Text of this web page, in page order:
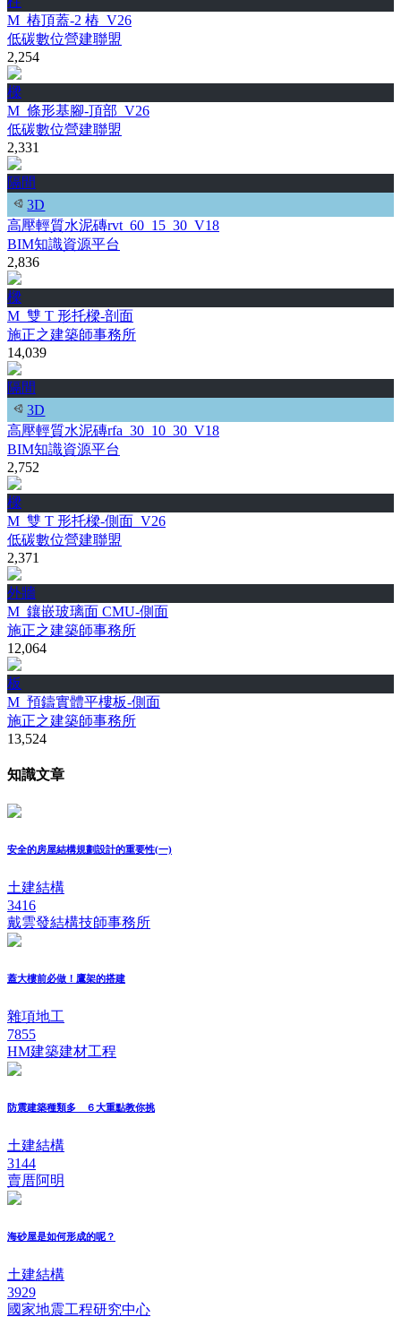
M_樁頂蓋-2 樁_V26
低碳數位營建聯盟
2,254
樑
M_條形基腳-頂部_V26
低碳數位營建聯盟
2,331
隔間
3D
高壓輕質水泥磚rvt_60_15_30_V18
BIM知識資源平台
2,836
樑
M_雙 T 形托樑-剖面
施正之建築師事務所
14,039
隔間
3D
高壓輕質水泥磚rfa_30_10_30_V18
BIM知識資源平台
2,752
樑
M_雙 T 形托樑-側面_V26
低碳數位營建聯盟
2,371
外牆
M_鑲嵌玻璃面 CMU-側面
施正之建築師事務所
12,064
板
M_預鑄實體平樓板-側面
施正之建築師事務所
13,524
知識文章
安全的房屋結構規劃設計的重要性(一)
土建結構
3416
戴雲發結構技師事務所
蓋大樓前必做！鷹架的搭建
雜項地工
7855
HM建築建材工程
防震建築種類多 ６大重點教你挑
土建結構
3144
賣厝阿明
海砂屋是如何形成的呢？
土建結構
3929
國家地震工程研究中心